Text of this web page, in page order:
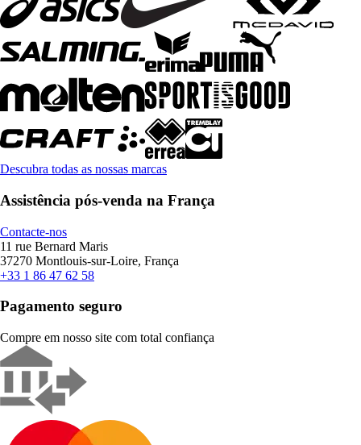
Descubra todas as nossas marcas
Assistência pós-venda na França
Contacte-nos
11 rue Bernard Maris
37270 Montlouis-sur-Loire, França
+33 1 86 47 62 58
Pagamento seguro
Compre em nosso site com total confiança